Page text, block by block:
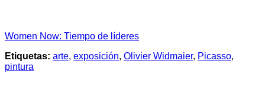
Women Now: Tiempo de líderes
Etiquetas: arte, exposición, Olivier Widmaier, Picasso,
pintura